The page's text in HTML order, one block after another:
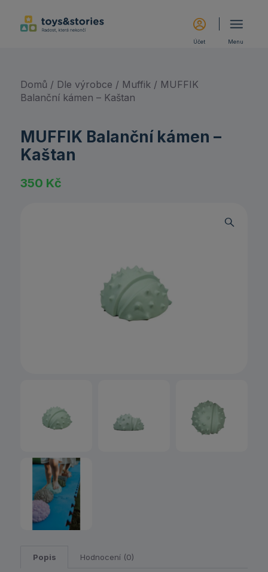
Menu
Účet
Domů / Dle výrobce / Muffik/ MUFFIK
Balanční kámen – Kaštan
MUFFIK Balanční kámen –
Kaštan
350 Kč
Popis Hodnocení (0)